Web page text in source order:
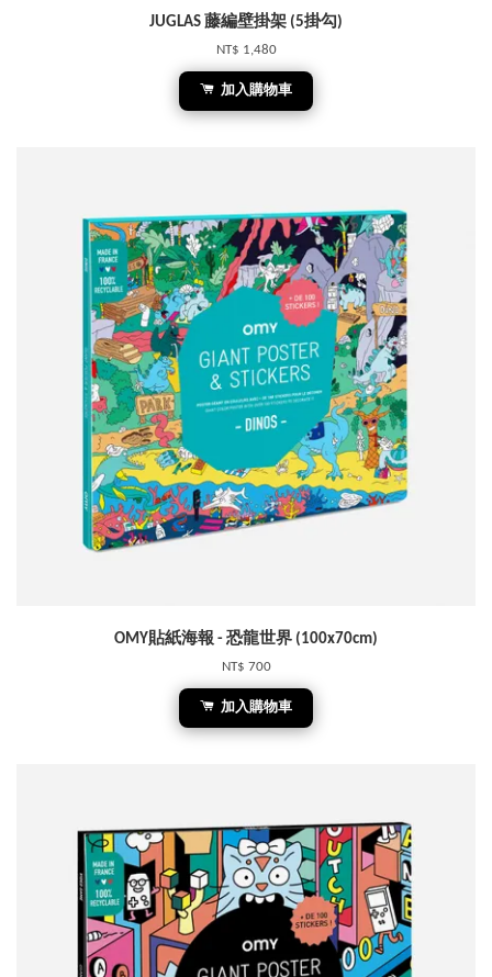
JUGLAS 藤編壁掛架 (5掛勾)
NT$ 1,480
加入購物車
OMY貼紙海報 - 恐龍世界 (100x70cm)
NT$ 700
加入購物車